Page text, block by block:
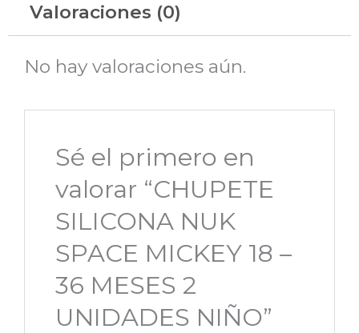
Valoraciones (0)
No hay valoraciones aún.
Sé el primero en
valorar “CHUPETE
SILICONA NUK
SPACE MICKEY 18 –
36 MESES 2
UNIDADES NIÑO”